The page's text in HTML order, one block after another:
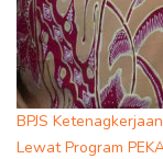
BPJS
Lewat Program